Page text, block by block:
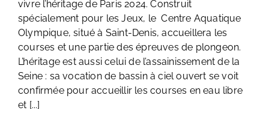
vivre l’héritage de Paris 2024. Construit
spécialement pour les Jeux, le Centre Aquatique
Olympique, situé à Saint-Denis, accueillera les
courses et une partie des épreuves de plongeon.
L’héritage est aussi celui de l’assainissement de la
Seine : sa vocation de bassin à ciel ouvert se voit
confirmée pour accueillir les courses en eau libre
et [...]